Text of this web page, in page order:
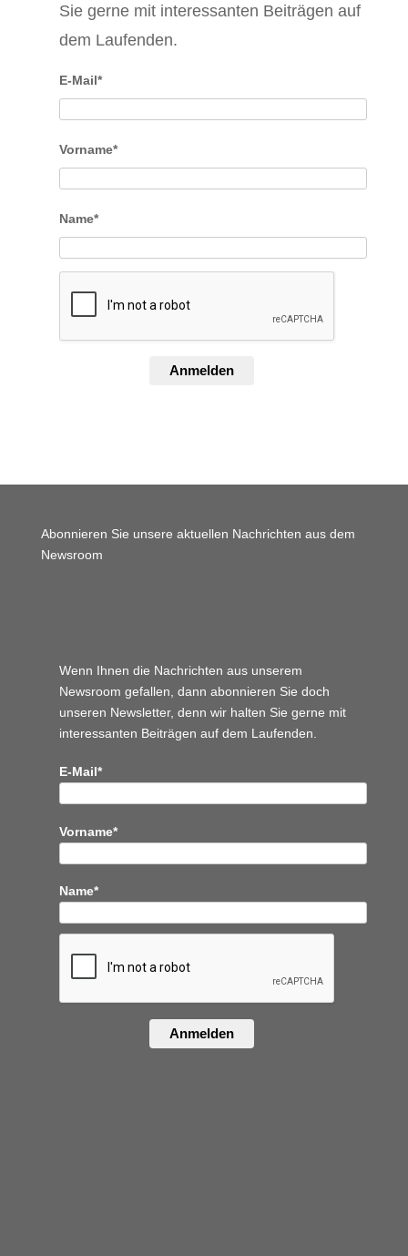
Sie gerne mit interessanten Beiträgen auf
dem Laufenden.
E-Mail*
Vorname*
Name*
Anmelden
Abonnieren Sie unsere aktuellen Nachrichten aus dem
Newsroom
Wenn Ihnen die Nachrichten aus unserem
Newsroom gefallen, dann abonnieren Sie doch
unseren Newsletter, denn wir halten Sie gerne mit
interessanten Beiträgen auf dem Laufenden.
E-Mail*
Vorname*
Name*
Anmelden